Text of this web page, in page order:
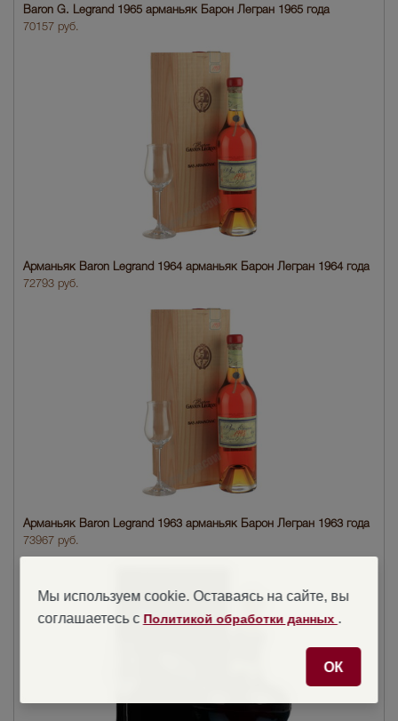
Baron G. Legrand 1965 арманьяк Барон Легран 1965 года
70157 руб.
Арманьяк Baron Legrand 1964 арманьяк Барон Легран 1964 года
72793 руб.
Арманьяк Baron Legrand 1963 арманьяк Барон Легран 1963 года
73967 руб.
Мы используем cookie. Оставаясь на сайте, вы
соглашаетесь с Политикой обработки данных .
ОК